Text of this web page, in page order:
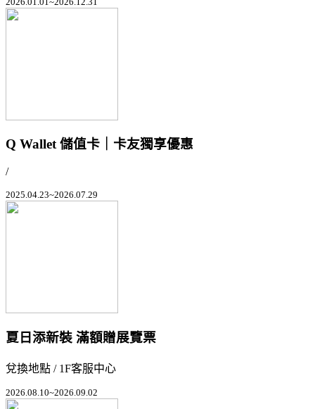
Q Wallet 儲值卡｜卡友獨享優惠
/
2025.04.23~2026.07.29
夏日添新裝 滿額贈展覽票
兌換地點 / 1F客服中心
2026.08.10~2026.09.02